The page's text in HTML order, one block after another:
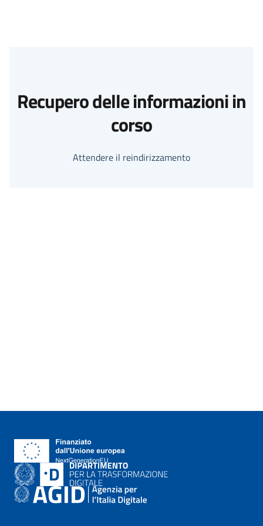
Recupero delle informazioni in
corso
Attendere il reindirizzamento